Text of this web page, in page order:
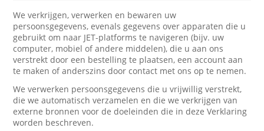
We verkrijgen, verwerken en bewaren uw
persoonsgegevens, evenals gegevens over apparaten die u
gebruikt om naar JET-platforms te navigeren (bijv. uw
computer, mobiel of andere middelen), die u aan ons
verstrekt door een bestelling te plaatsen, een account aan
te maken of anderszins door contact met ons op te nemen.
We verwerken persoonsgegevens die u vrijwillig verstrekt,
die we automatisch verzamelen en die we verkrijgen van
externe bronnen voor de doeleinden die in deze Verklaring
worden beschreven.